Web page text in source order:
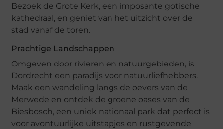
Bezoek de Grote Kerk, een imposante gotische
kathedraal, en geniet van het uitzicht over de
stad vanaf de toren.
Prachtige Landschappen
Omgeven door rivieren en natuurgebieden, is
Dordrecht een paradijs voor natuurliefhebbers.
Maak een wandeling langs de oevers van de
Merwede en ontdek de groene oases van de
Biesbosch, een uniek nationaal park dat perfect is
voor avontuurlijke uitstapjes en rustgevende